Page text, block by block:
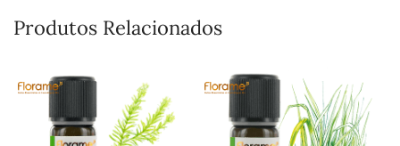
Produtos Relacionados